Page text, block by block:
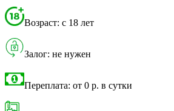
Возраст: с 18 лет
Залог: не нужен
Переплата: от 0 р. в сутки